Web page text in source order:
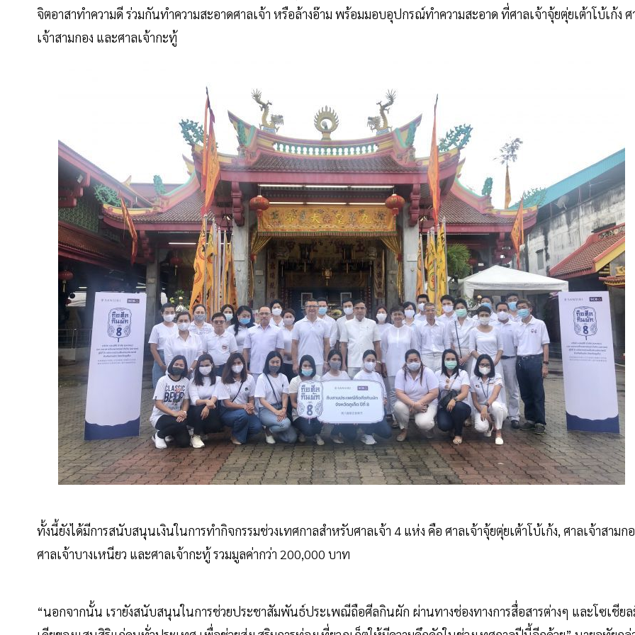
จิตอาสาทำความดี ร่วมกันทำความสะอาดศาลเจ้า หรือล้างอ๊าม พร้อมมอบอุปกรณ์ทำความสะอาด ที่ศาลเจ้าจุ้ยตุ่ยเต้าโบ้เก้ง ศ
เจ้าสามกอง และศาลเจ้ากะทู้
ทั้งนี้ยังได้มีการสนับสนุนเงินในการทำกิจกรรมช่วงเทศกาลสำหรับศาลเจ้า 4 แห่ง คือ ศาลเจ้าจุ้ยตุ่ยเต้าโบ้เก้ง, ศาลเจ้าสามก
ศาลเจ้าบางเหนียว และศาลเจ้ากะทู้ รวมมูลค่ากว่า 200,000 บาท
“นอกจากนั้น เรายังสนับสนุนในการช่วยประชาสัมพันธ์ประเพณีถือศีลกินผัก ผ่านทางช่องทางการสื่อสารต่างๆ และโซเชีย